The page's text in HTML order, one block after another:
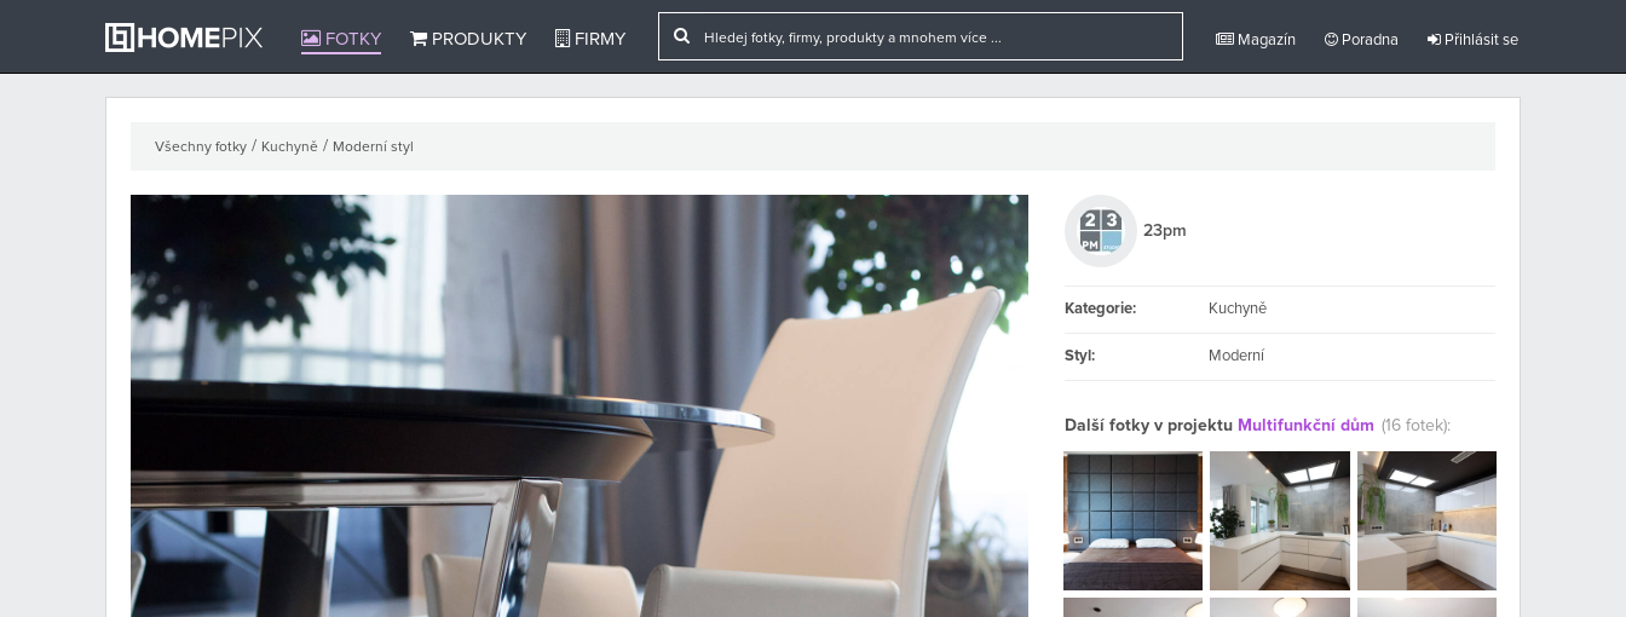
FOTKY PRODUKTY FIRMY Magazín Poradna Přihlásit se
Všechny fotky / Kuchyně / Moderní styl
23pm
Kategorie: Kuchyně
Styl: Moderní
Další fotky v projektu Multifunkční dům (16 fotek):